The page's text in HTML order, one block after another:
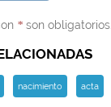
* son obligatorios.
nacimiento acta